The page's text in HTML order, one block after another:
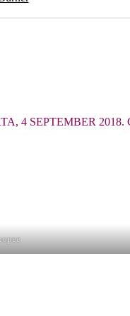
4 SEPTEMBER 2018.